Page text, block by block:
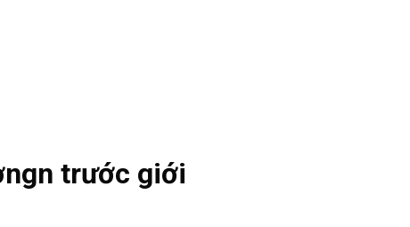
trước giới